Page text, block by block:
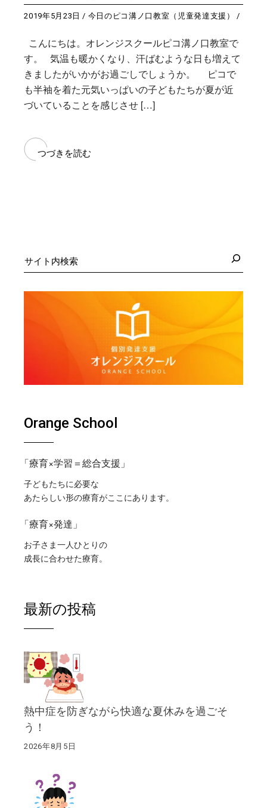
2019年5月23日 今日のピコ溝ノ口教室（児童発達支援）
こんにちは。オレンジスクールピコ溝ノ口教室で
す。 気温も暖かくなり、汗ばむような日も増えて
きましたがいかがお過ごしでしょうか。 ピコで
も半袖を着た元気いっぱいの子どもたちが夏が近
づいていることを感じさせ […]
つづきを読む
索
Orange School
「療育×学習＝総合支援」
子どもたちに必要な
あたらしい形の療育がここにあります。
「療育×発達」
お子さま一人ひとりの
成長に合わせた療育。
最新の投稿
熱中症を防ぎながら快適な夏休みを過ごそ
う！
2026年8月5日